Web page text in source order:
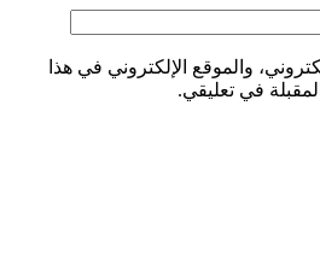
والموقع الإلكتروني في هذا
في تعليقي.